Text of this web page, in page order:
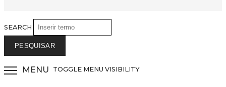
SEARCH
MENU TOGGLE MENU VISIBILITY